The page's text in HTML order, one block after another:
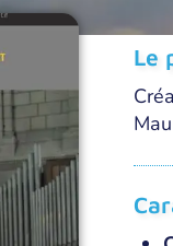
Le